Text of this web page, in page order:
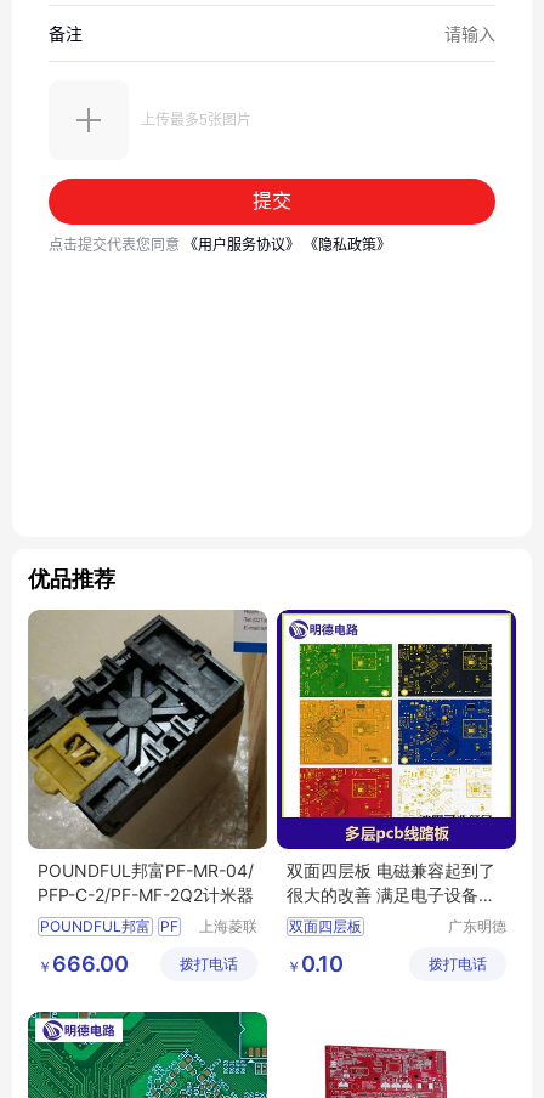
优品推荐
POUNDFUL邦富PF-MR-04/
PFP-C-2/PF-MF-2Q2计米器
POUNDFUL邦富
PF
C
2仪表 MF
邦富计米器
上海菱联
制技术有
￥ 666.00 拨打电话
双面四层板 电磁兼容起到了
很大的改善 满足电子设备轻
小型化需求
双面四层板
四层电路板加工
广东明德
有限公司
￥ 0.10 拨打电话